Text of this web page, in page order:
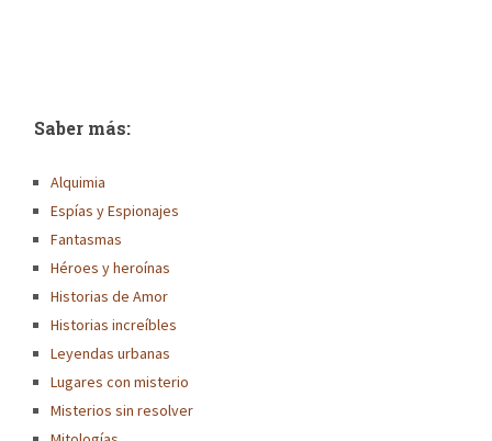
Saber más:
Alquimia
Espías y Espionajes
Fantasmas
Héroes y heroínas
Historias de Amor
Historias increíbles
Leyendas urbanas
Lugares con misterio
Misterios sin resolver